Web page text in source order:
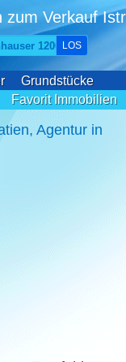
zum Verkauf
LOS
Grundstücke
Favorit Immobilien
Agentur in